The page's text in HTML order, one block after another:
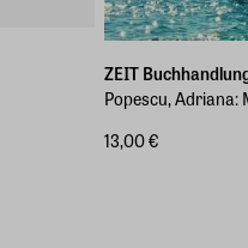
ZEIT
Popescu,
13,00 €